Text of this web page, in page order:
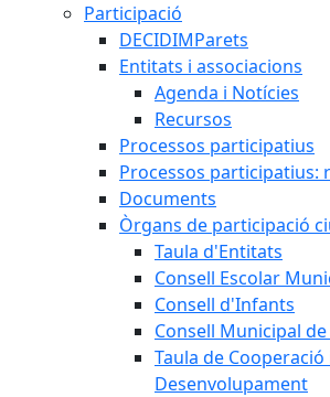
Participació
DECIDIMParets
Entitats i associacions
Agenda i Notícies
Recursos
Processos participatius
Processos participatius:
Documents
Òrgans de participació
Taula d'Entitats
Consell Escolar
Consell d'Infants
Consell Municipal
Taula de Cooperació
Desenvolupament